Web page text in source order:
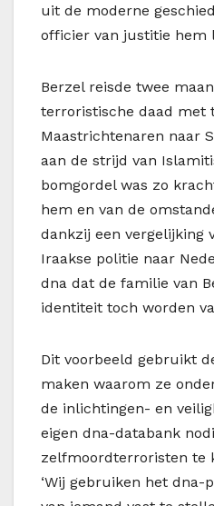
uit de moderne
officier van justitie hem
Berzel reisde twee
terroristische daad met
Maastrichtenaren naar
aan de strijd van
bomgordel was zo
hem en van de
dankzij een vergelijking
Iraakse politie naar
dna dat de familie van
identiteit toch worden
Dit voorbeeld gebruikt
maken waarom ze
de inlichtingen- en
eigen dna-databank
zelfmoordterroristen te
‘Wij gebruiken het